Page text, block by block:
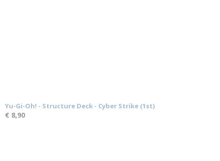
Yu-Gi-Oh! - Structure Deck - Cyber Strike (1st)
€ 8,90